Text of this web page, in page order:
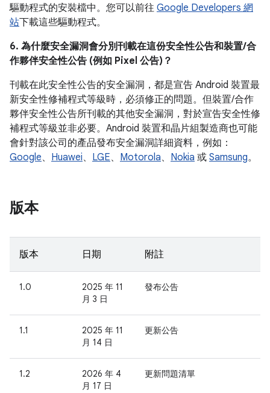
驅動程式的安裝檔中。您可以前往 Google Developers 網
站下載這些驅動程式。
6. 為什麼安全漏洞會分別刊載在這份安全性公告和裝置/合
作夥伴安全性公告 (例如 Pixel 公告)？
刊載在此安全性公告的安全漏洞，都是宣告 Android 裝置最
新安全性修補程式等級時，必須修正的問題。但裝置/合作
夥伴安全性公告所刊載的其他安全漏洞，對於宣告安全性修
補程式等級並非必要。Android 裝置和晶片組製造商也可能
會針對該公司的產品發布安全漏洞詳細資料，例如：
Google、 Huawei、 LGE、 Motorola、 Nokia 或 Samsung。
版本
版本 日期 附註
1.0
2025 年 11
月 3 日
發布公告
1.1
2025 年 11
月 14 日
更新公告
1.2
2026 年 4
月 17 日
更新問題清單